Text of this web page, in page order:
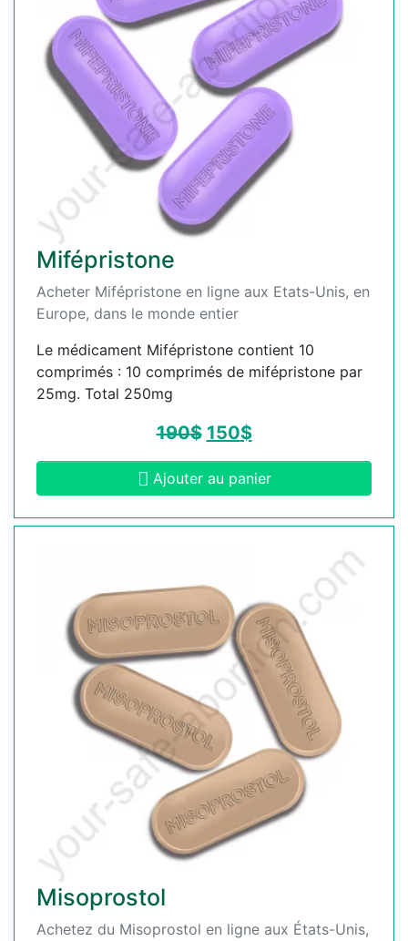
Mifépristone
Acheter Mifépristone en ligne aux Etats-Unis, en
Europe, dans le monde entier
Le médicament Mifépristone contient 10
comprimés : 10 comprimés de mifépristone par
25mg. Total 250mg
190$ 150$
Ajouter au panier
Misoprostol
Achetez du Misoprostol en ligne aux États-Unis,